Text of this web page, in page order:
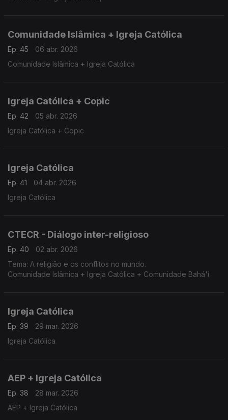
Comunidade Islâmica + Igreja Católica
Ep. 45
06 abr. 2026
Comunidade Islâmica + Igreja Católica
Igreja Católica + Copic
Ep. 42
05 abr. 2026
Igreja Católica + Copic
Igreja Católica
Ep. 41
04 abr. 2026
Igreja Católica
CTECR - Diálogo inter-religioso
Ep. 40
02 abr. 2026
Tema: A religião e os conflitos no mundo.
Comunidade Islâmica + Igreja Católica + Comunidade Bahá'i
Igreja Católica
Ep. 39
29 mar. 2026
Igreja Católica
AEP + Igreja Católica
Ep. 38
28 mar. 2026
AEP + Igreja Católica